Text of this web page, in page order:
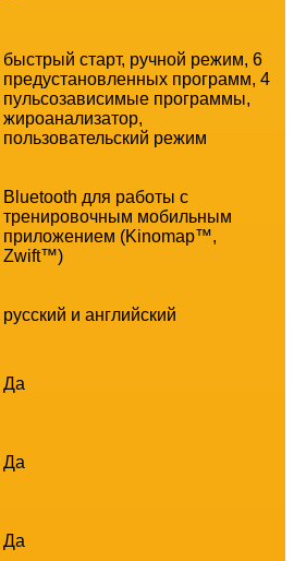
быстрый старт, ручной режим, 6
предустановленных программ, 4
пульсозависимые программы,
жироанализатор,
пользовательский режим
Bluetooth для работы с
тренировочным мобильным
приложением (Kinomap™,
Zwift™)
русский и английский
Да
Да
Да